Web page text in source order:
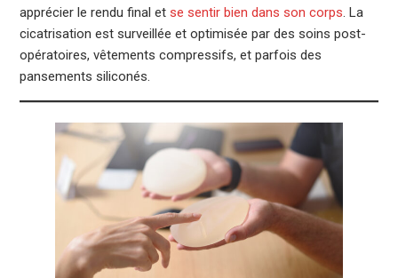
apprécier le rendu final et se sentir bien dans son corps. La
cicatrisation est surveillée et optimisée par des soins post-
opératoires, vêtements compressifs, et parfois des
pansements siliconés.